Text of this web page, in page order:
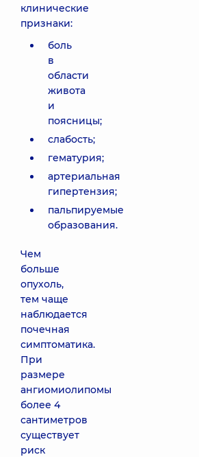
клинические
признаки:
боль
в
области
живота
и
поясницы;
слабость;
гематурия;
артериальная
гипертензия;
пальпируемые
образования.
Чем
больше
опухоль,
тем чаще
наблюдается
почечная
симптоматика.
При
размере
ангиомиолипомы
более 4
сантиметров
существует
риск